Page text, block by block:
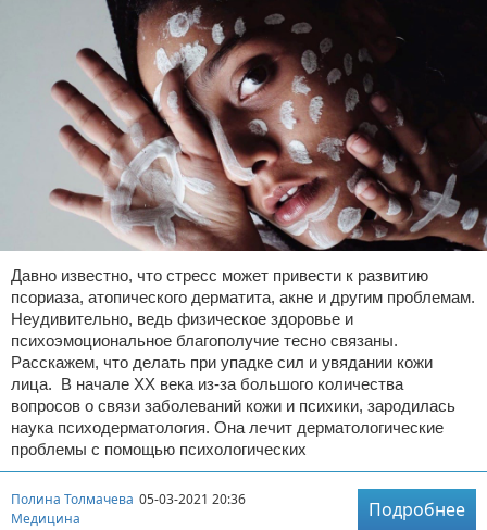
Давно известно, что стресс может привести к развитию
псориаза, атопического дерматита, акне и другим проблемам.
Неудивительно, ведь физическое здоровье и
психоэмоциональное благополучие тесно связаны.
Расскажем, что делать при упадке сил и увядании кожи
лица. В начале XX века из-за большого количества
вопросов о связи заболеваний кожи и психики, зародилась
наука психодерматология. Она лечит дерматологические
проблемы с помощью психологических
Полина Толмачева 05-03-2021 20:36
Медицина
Подробнее